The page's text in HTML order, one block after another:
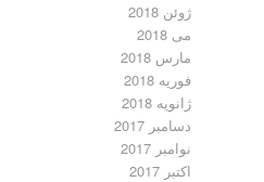
ژوئن 2018
می 2018
مارس 2018
فوریه 2018
ژانویه 2018
دسامبر 2017
نوامبر 2017
اکتبر 2017